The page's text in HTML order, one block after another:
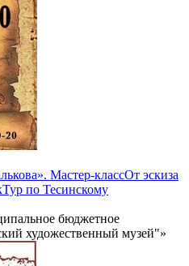
Мастер-классОт эскиза
Тур по Тесинскому
бюджетное
художественный музей"»